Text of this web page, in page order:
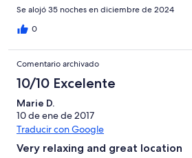
Se alojó 35 noches en diciembre de 2024
0
Comentario archivado
10/10 Excelente
Marie D.
10 de ene de 2017
Traducir con Google
Very relaxing and great location